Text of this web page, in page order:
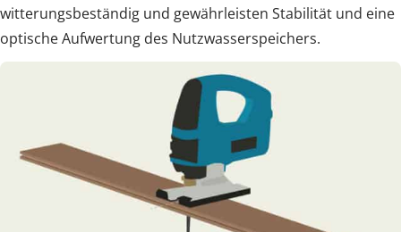
witterungsbeständig und gewährleisten Stabilität und eine
optische Aufwertung des Nutzwasserspeichers.